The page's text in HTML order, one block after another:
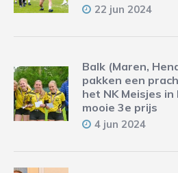
22 jun 2024
Balk (Maren,
pakken een
het NK Meisjes
mooie 3e prijs
4 jun 2024